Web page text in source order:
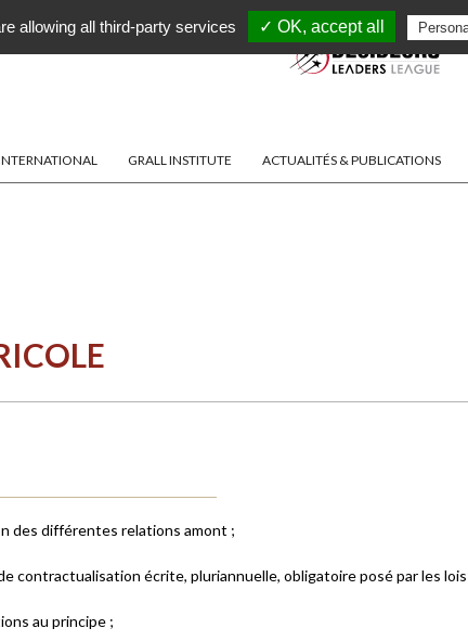
GRALL INSTITUTE ACTUALITÉS & PUBLICATIONS
des différentes relations amont ;
contractualisation écrite, pluriannuelle, obligatoire posé par les lois
au principe ;
allowing all third-party services ✓ OK, accept all